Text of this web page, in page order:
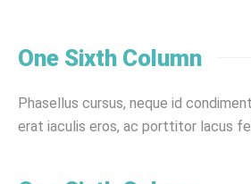
One Sixth Column
Phasellus cursus, neque id
erat iaculis eros, ac porttitor lacus